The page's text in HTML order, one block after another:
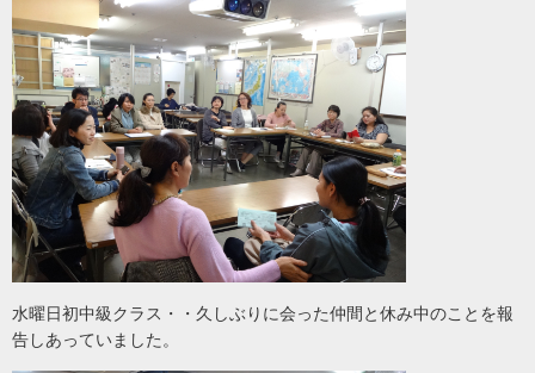
水曜日初中級クラス・・久しぶりに会った仲間と休み中のことを報
告しあっていました。